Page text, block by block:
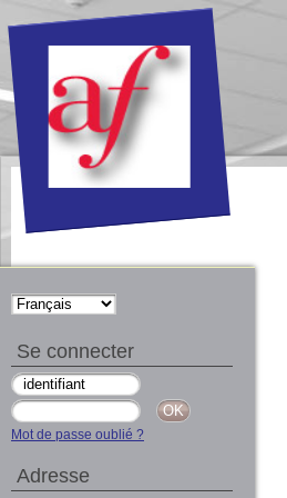
Se connecter
Mot de passe oublié ?
Adresse